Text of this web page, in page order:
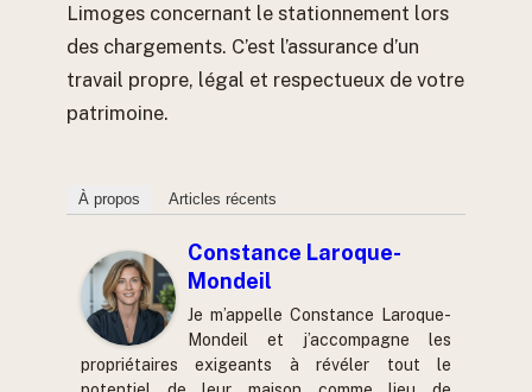
Limoges concernant le stationnement lors
des chargements. C’est l’assurance d’un
travail propre, légal et respectueux de votre
patrimoine.
À propos Articles récents
Constance Laroque-
Mondeil
Je m’appelle Constance Laroque-
Mondeil et j’accompagne les
propriétaires exigeants à révéler tout le